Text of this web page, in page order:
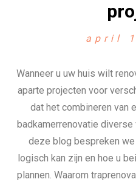
april
Wanneer u uw huis wilt
aparte projecten voor
dat het combineren van
badkamerrenovatie
deze blog bespreken
logisch kan zijn en hoe u
plannen. Waarom